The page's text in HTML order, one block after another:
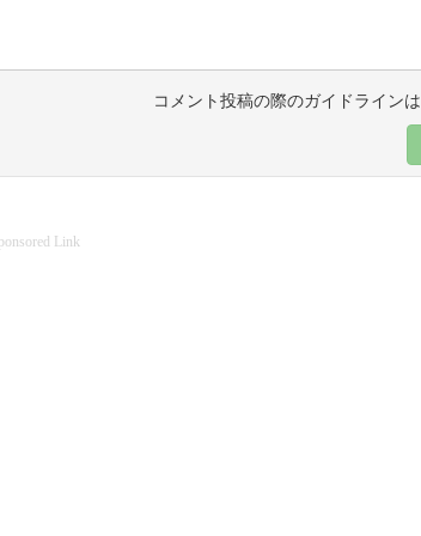
コメント投稿の際のガイドラインは
Link